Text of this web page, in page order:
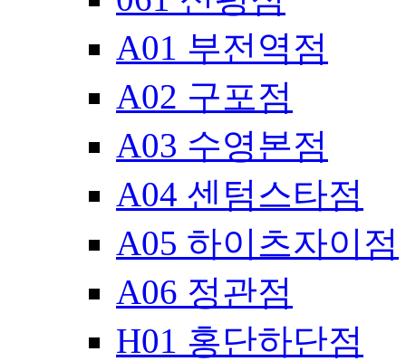
A01 부전역점
A02 구포점
A03 수영본점
A04 센텀스타점
A05 하이츠자이점
A06 정관점
H01 홍단하단점